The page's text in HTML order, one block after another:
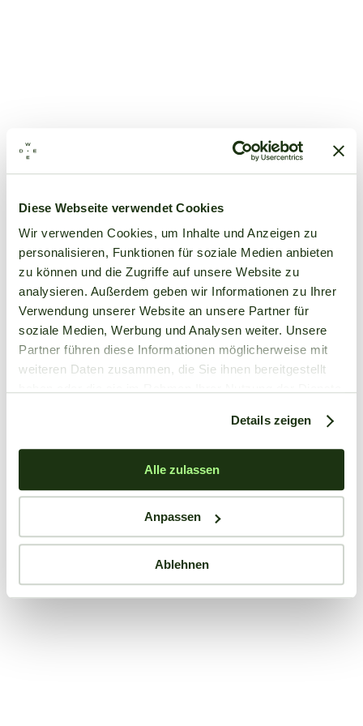
Diese Webseite verwendet Cookies
Wir verwenden Cookies, um Inhalte und Anzeigen zu
personalisieren, Funktionen für soziale Medien anbieten
zu können und die Zugriffe auf unsere Website zu
analysieren. Außerdem geben wir Informationen zu Ihrer
Verwendung unserer Website an unsere Partner für
soziale Medien, Werbung und Analysen weiter. Unsere
Partner führen diese Informationen möglicherweise mit
weiteren Daten zusammen, die Sie ihnen bereitgestellt
Details zeigen
Alle zulassen
Anpassen
Ablehnen